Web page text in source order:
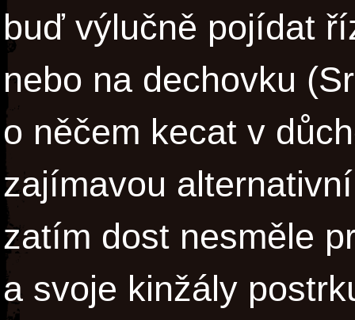
buď výlučně pojídat
nebo na dechovku
o něčem kecat v
zajímavou
zatím dost nesměle
a svoje kinžály